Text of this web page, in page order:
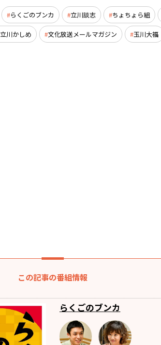
らくごのブンカ 立川談志 ちょちょら組
立川かしめ 文化放送メールマガジン 玉川大福
この記事の番組情報
らくごのブンカ